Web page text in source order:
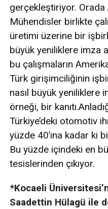
gerçekleştiriyor. Orada
Mühendisler birlikte
üretimi üzerine bir
büyük yeniliklere imza
bu çalışmaların
Türk girişimciliğinin
nasıl büyük yeniliklere
örneği, bir
Türkiye’deki otomotiv
yüzde 40’ına kadar ki
Bu yüzde içindeki en
tesislerinden çıkıyor.
*Kocaeli
Saadettin Hülagü ile